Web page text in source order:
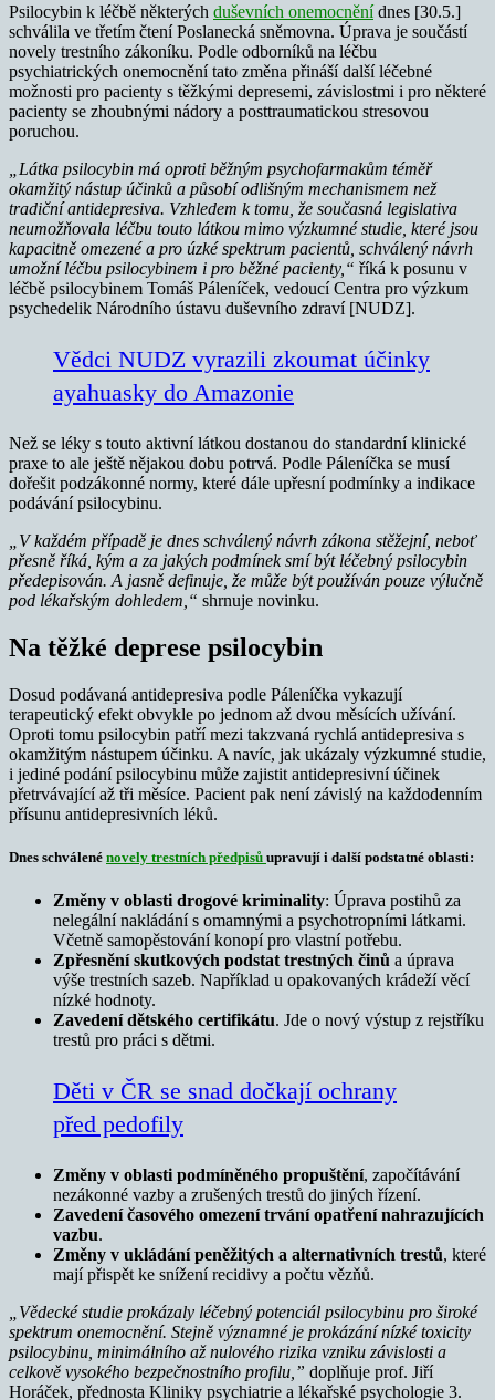
Psilocybin k léčbě některých duševních onemocněnídnes [30.5.]
schválila ve třetím čtení Poslanecká sněmovna. Úprava je součástí
novely trestního zákoníku. Podle odborníků na léčbu
psychiatrických onemocnění tato změna přináší další léčebné
možnosti pro pacienty s těžkými depresemi, závislostmi i pro některé
pacienty se zhoubnými nádory a posttraumatickou stresovou
poruchou.
„Látka psilocybin má oproti běžným psychofarmakům téměř
okamžitý nástup účinků a působí odlišným mechanismem než
tradiční antidepresiva. Vzhledem k tomu, že současná legislativa
neumožňovala léčbu touto látkou mimo výzkumné studie, které jsou
kapacitně omezené a pro úzké spektrum pacientů, schválený návrh
umožní léčbu psilocybinem i pro běžné pacienty,“ říká k posunu v
léčbě psilocybinem Tomáš Páleníček, vedoucí Centra pro výzkum
psychedelik Národního ústavu duševního zdraví [NUDZ].
Vědci NUDZ vyrazili zkoumat účinky
ayahuasky do Amazonie
Než se léky s touto aktivní látkou dostanou do standardní klinické
praxe to ale ještě nějakou dobu potrvá. Podle Páleníčka se musí
dořešit podzákonné normy, které dále upřesní podmínky a indikace
podávání psilocybinu.
„V každém případě je dnes schválený návrh zákona stěžejní, neboť
přesně říká, kým a za jakých podmínek smí být léčebný psilocybin
předepisován. A jasně definuje, že může být používán pouze výlučně
pod lékařským dohledem,“ shrnuje novinku.
Na těžké deprese psilocybin
Dosud podávaná antidepresiva podle Páleníčka vykazují
terapeutický efekt obvykle po jednom až dvou měsících užívání.
Oproti tomu psilocybin patří mezi takzvaná rychlá antidepresiva s
okamžitým nástupem účinku. A navíc, jak ukázaly výzkumné studie,
i jediné podání psilocybinu může zajistit antidepresivní účinek
přetrvávající až tři měsíce. Pacient pak není závislý na každodenním
přísunu antidepresivních léků.
Dnes schválené novely trestních předpisů upravují i další podstatné oblasti:
Změny v oblasti drogové kriminality: Úprava postihů za
nelegální nakládání s omamnými a psychotropními látkami.
Včetně samopěstování konopí pro vlastní potřebu.
Zpřesnění skutkových podstat trestných činů a úprava
výše trestních sazeb. Například u opakovaných krádeží věcí
nízké hodnoty.
Zavedení dětského certifikátu. Jde o nový výstup z rejstříku
trestů pro práci s dětmi.
Děti v ČR se snad dočkají ochrany
před pedofily
Změny v oblasti podmíněného propuštění, započítávání
nezákonné vazby a zrušených trestů do jiných řízení.
Zavedení časového omezení trvání opatření nahrazujících
vazbu.
Změny v ukládání peněžitých a alternativních trestů, které
mají přispět ke snížení recidivy a počtu vězňů.
„Vědecké studie prokázaly léčebný potenciál psilocybinu pro široké
spektrum onemocnění. Stejně významné je prokázání nízké toxicity
psilocybinu, minimálního až nulového rizika vzniku závislosti a
celkově vysokého bezpečnostního profilu,” doplňuje prof. Jiří
Horáček, přednosta Kliniky psychiatrie a lékařské psychologie 3.